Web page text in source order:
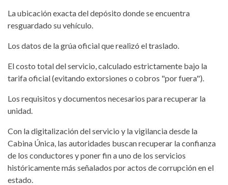
La ubicación exacta del depósito donde se encuentra
resguardado su vehículo.
Los datos de la grúa oficial que realizó el traslado.
El costo total del servicio, calculado estrictamente bajo la
tarifa oficial (evitando extorsiones o cobros "por fuera").
Los requisitos y documentos necesarios para recuperar la
unidad.
Con la digitalización del servicio y la vigilancia desde la
Cabina Única, las autoridades buscan recuperar la confianza
de los conductores y poner fin a uno de los servicios
históricamente más señalados por actos de corrupción en el
estado.